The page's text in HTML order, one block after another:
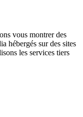
vous montrer des
hébergés sur des sites
les services tiers